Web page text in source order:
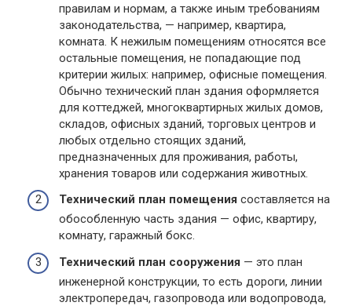
правилам и нормам, а также иным требованиям
законодательства, — например, квартира,
комната. К нежилым помещениям относятся все
остальные помещения, не попадающие под
критерии жилых: например, офисные помещения.
Обычно технический план здания оформляется
для коттеджей, многоквартирных жилых домов,
складов, офисных зданий, торговых центров и
любых отдельно стоящих зданий,
предназначенных для проживания, работы,
хранения товаров или содержания животных.
Технический план помещения составляется на
обособленную часть здания — офис, квартиру,
комнату, гаражный бокс.
Технический план сооружения — это план
инженерной конструкции, то есть дороги, линии
электропередач, газопровода или водопровода,